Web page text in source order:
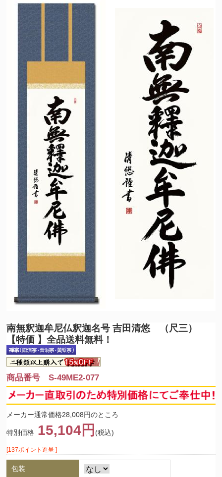
南無釈迦牟尼仏釈迦名号 吉田清悠 （尺三）
【特価 】全品送料無料！
商品番号 S-49ME2-077
メーカー通常価格28,008円のところ
特別価格 15,104円 (税込)
[137ポイント進呈 ]
包装